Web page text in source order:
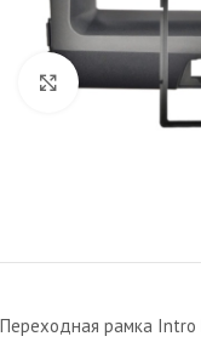
Увеличить
Переходная рамка Intro